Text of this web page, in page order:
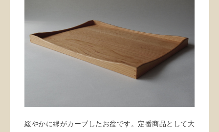
緩やかに縁がカーブしたお盆です。定番商品として大